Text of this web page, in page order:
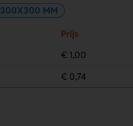
300X300 MM
Prijs
€ 1,00
€ 0,74